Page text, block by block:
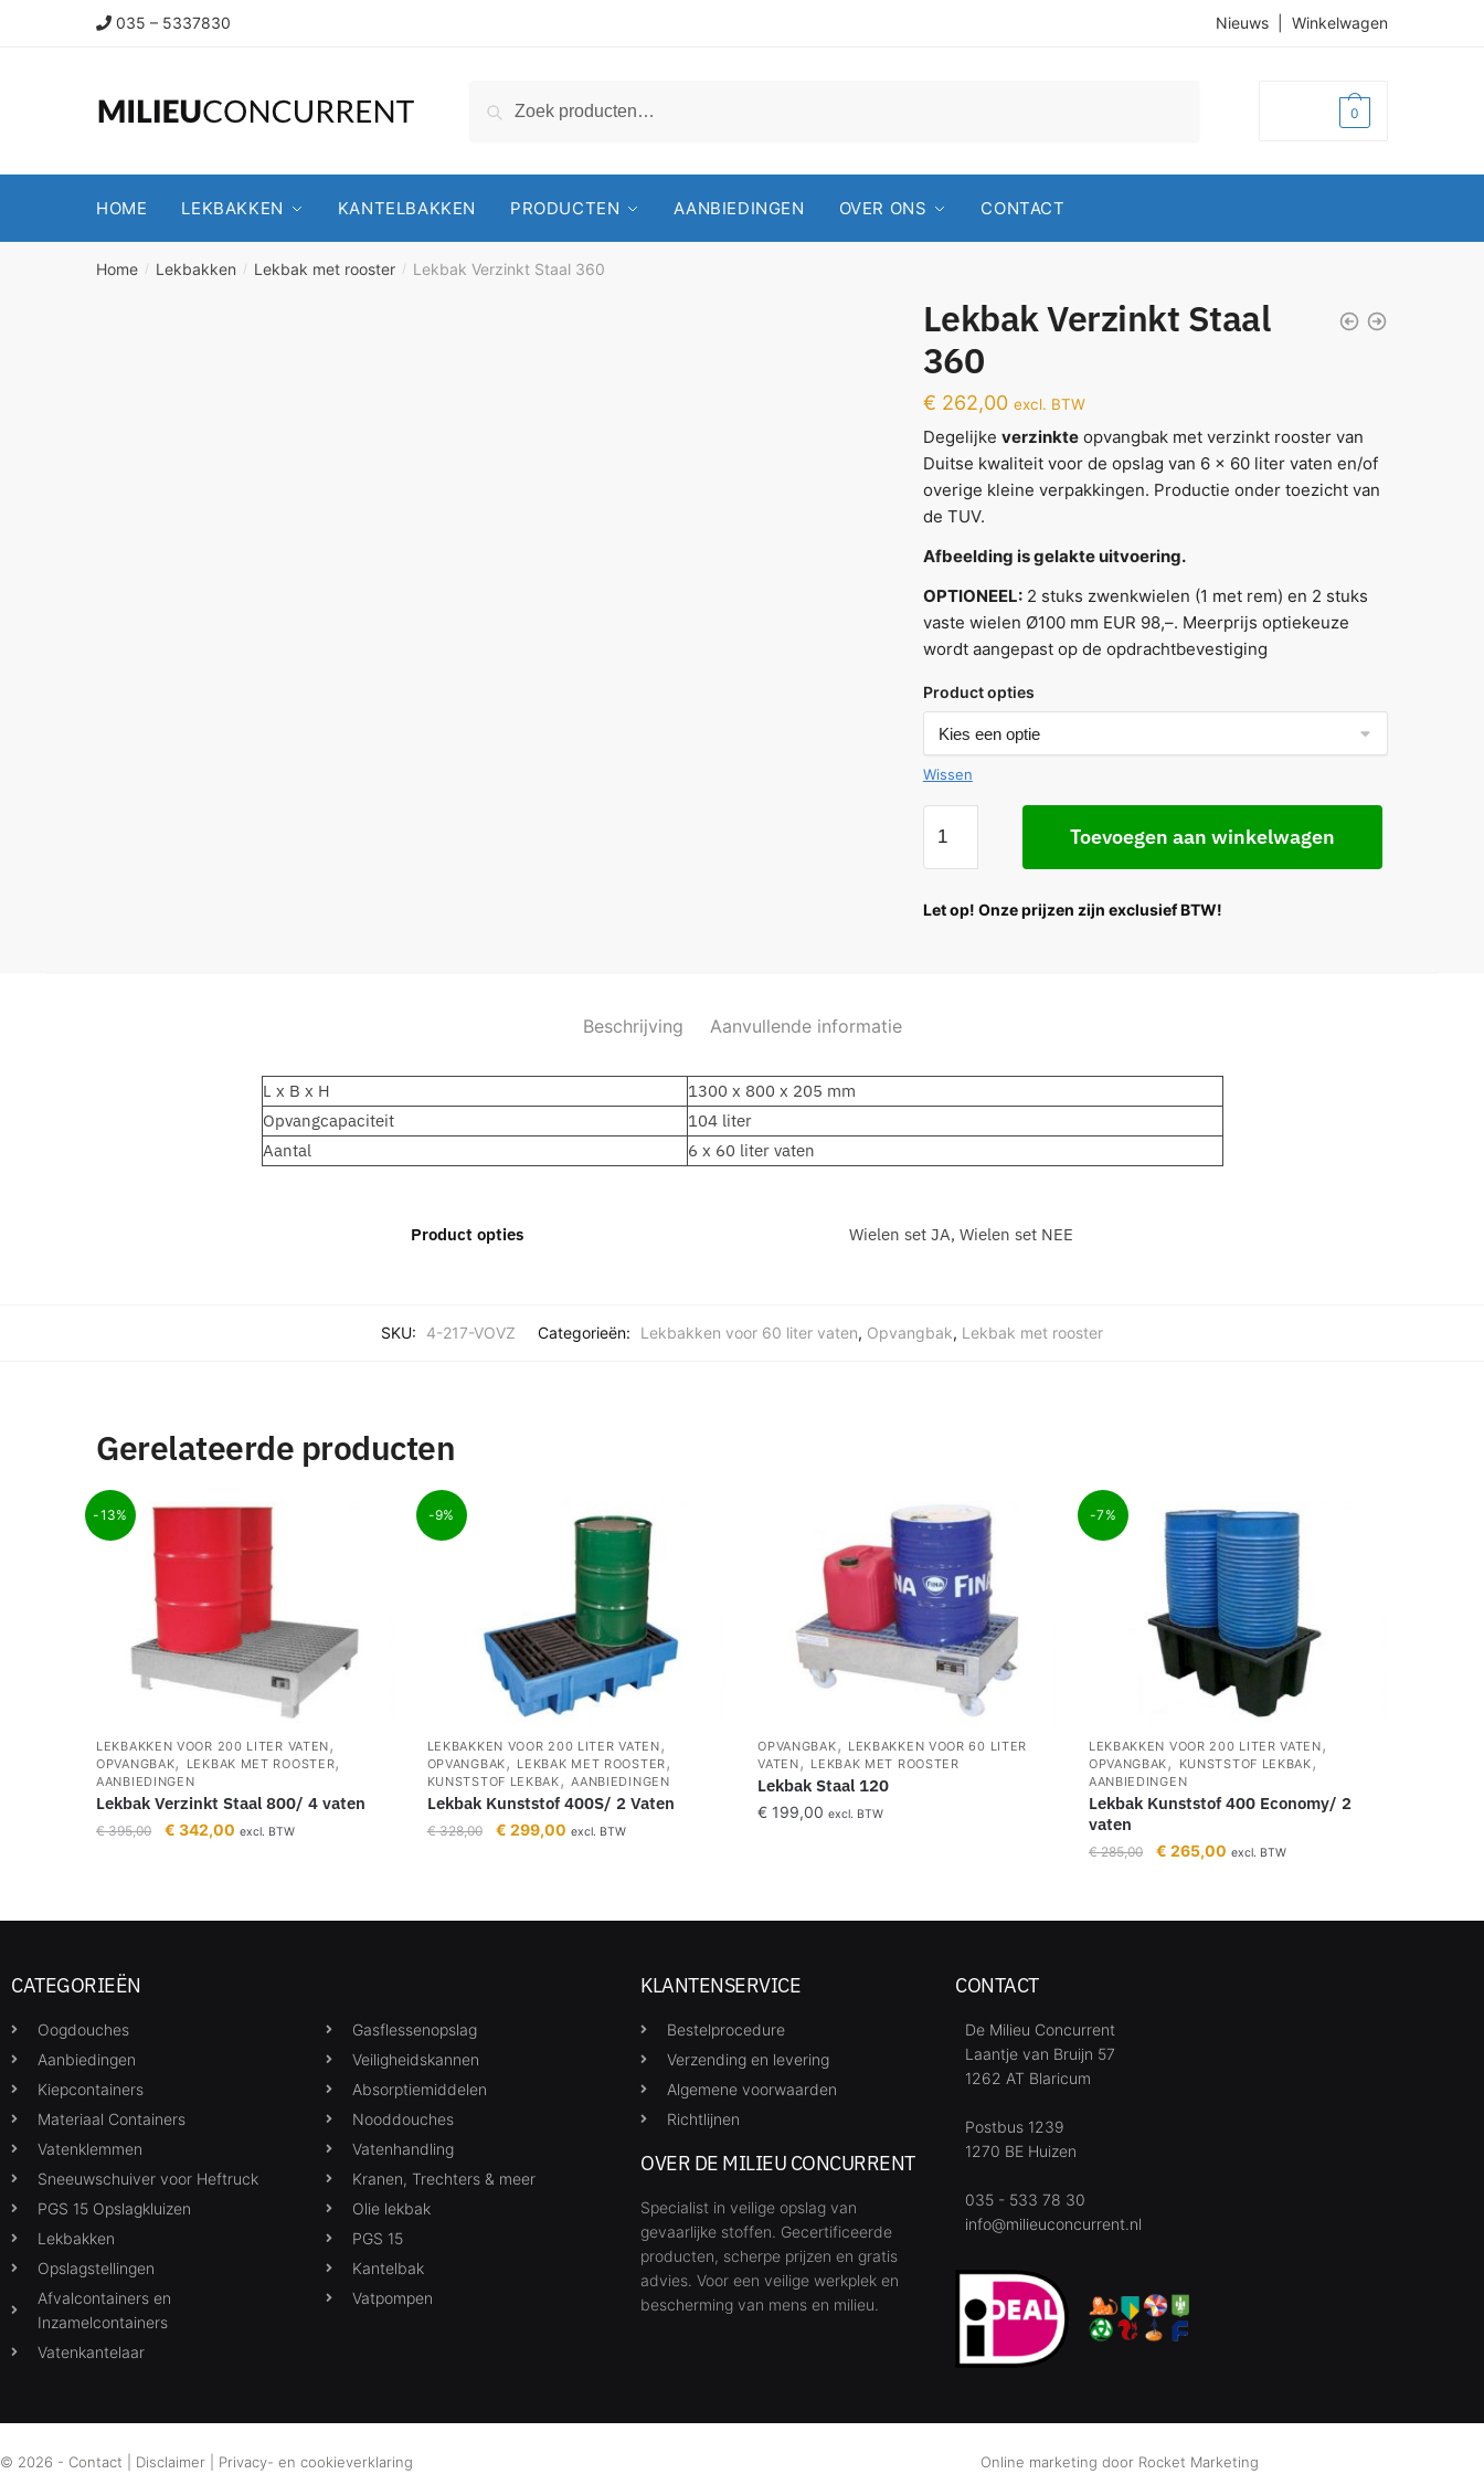
035 – 5337830 Nieuws Winkelwagen
Zoeken 0
HOME LEKBAKKEN KANTELBAKKEN PRODUCTEN AANBIEDINGEN OVER ONS CONTACT
Home / Lekbakken / Lekbak met rooster / Lekbak Verzinkt Staal 360
Lekbak Verzinkt Staal
360
€ 262,00 excl. BTW
Degelijke verzinkteopvangbak met verzinkt rooster van
Duitse kwaliteit voor de opslag van 6 x 60 liter vaten en/of
overige kleine verpakkingen. Productie onder toezicht van
de TUV.
Afbeelding is gelakte uitvoering.
OPTIONEEL:2 stuks zwenkwielen (1 met rem) en 2 stuks
vaste wielen Ø100 mm EUR 98,–. Meerprijs optiekeuze
wordt aangepast op de opdrachtbevestiging
Product opties
Wissen
Toevoegen aan winkelwagen
Let op! Onze prijzen zijn exclusief BTW!
Beschrijving Aanvullende informatie
L x B x H
1300 x 800 x 205 mm
Opvangcapaciteit
104 liter
Aantal
6 x 60 liter vaten
Product opties Wielen set JA, Wielen set NEE
SKU: 4-217-VOVZ Categorieën: Lekbakken voor 60 liter vaten, Opvangbak, Lekbak met rooster
Gerelateerde producten
-13%
LEKBAKKEN VOOR 200 LITER VATEN,
OPVANGBAK, LEKBAK MET ROOSTER,
AANBIEDINGEN
Lekbak Verzinkt Staal 800/ 4 vaten
€395,00 € 342,00 excl. BTW
-9%
LEKBAKKEN VOOR 200 LITER VATEN,
OPVANGBAK, LEKBAK MET ROOSTER,
KUNSTSTOF LEKBAK,AANBIEDINGEN
Lekbak Kunststof 400S/ 2 Vaten
€328,00 € 299,00 excl. BTW
OPVANGBAK, LEKBAKKEN VOOR 60 LITER
VATEN, LEKBAK MET ROOSTER
Lekbak Staal 120
€ 199,00 excl. BTW
-7%
LEKBAKKEN VOOR 200 LITER VATEN,
OPVANGBAK, KUNSTSTOF LEKBAK,
AANBIEDINGEN
Lekbak Kunststof 400 Economy/ 2
vaten
€285,00 € 265,00 excl. BTW
CATEGORIEËN
Oogdouches
Aanbiedingen
Kiepcontainers
Materiaal Containers
Vatenklemmen
Sneeuwschuiver voor Heftruck
PGS 15 Opslagkluizen
Lekbakken
Opslagstellingen
Afvalcontainers en
Inzamelcontainers
Vatenkantelaar
Gasflessenopslag
Veiligheidskannen
Absorptiemiddelen
Nooddouches
Vatenhandling
Kranen, Trechters & meer
Olie lekbak
PGS 15
Kantelbak
Vatpompen
KLANTENSERVICE
Bestelprocedure
Verzending en levering
Algemene voorwaarden
Richtlijnen
OVER DE MILIEU CONCURRENT
Specialist in veilige opslag van
gevaarlijke stoffen. Gecertificeerde
producten, scherpe prijzen en gratis
advies. Voor een veilige werkplek en
bescherming van mens en milieu.
CONTACT
De Milieu Concurrent
Laantje van Bruijn 57
1262 AT Blaricum
Postbus 1239
1270 BE Huizen
035 - 533 78 30
info@milieuconcurrent.nl
© 2026 - Contact Disclaimer Privacy- en cookieverklaring Online marketing door Rocket Marketing